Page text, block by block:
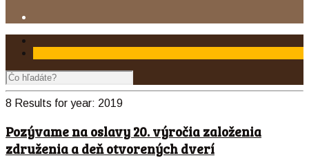
8 Results for year: 2019
Pozývame na oslavy 20. výročia založenia
združenia a deň otvorených dverí